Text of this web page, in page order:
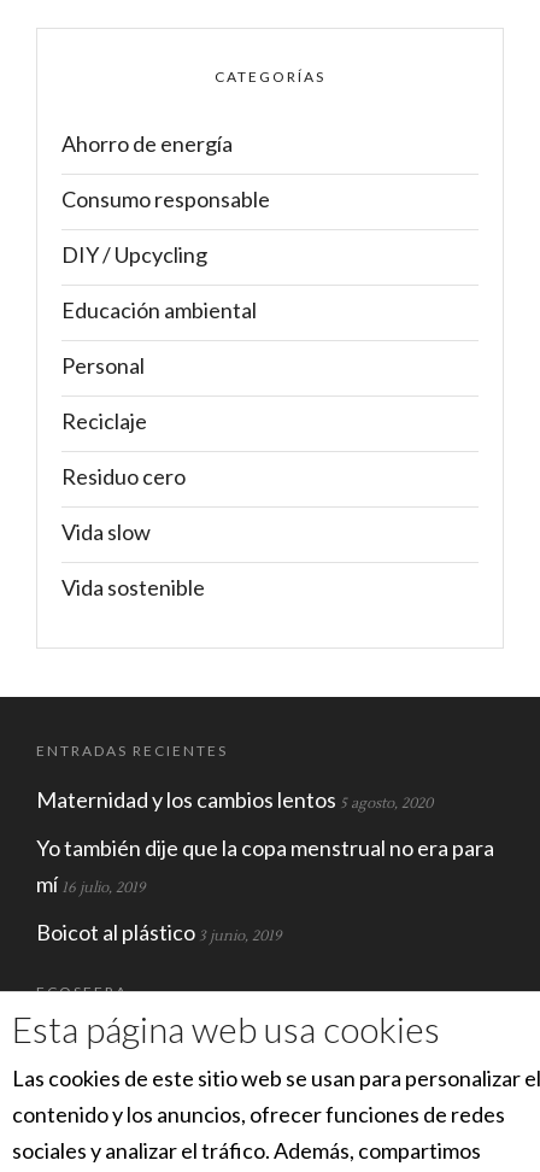
CATEGORÍAS
Ahorro de energía
Consumo responsable
DIY / Upcycling
Educación ambiental
Personal
Reciclaje
Residuo cero
Vida slow
Vida sostenible
ENTRADAS RECIENTES
Maternidad y los cambios lentos 5 agosto, 2020
Yo también dije que la copa menstrual no era para
mí 16 julio, 2019
Boicot al plástico 3 junio, 2019
ECOSFERA
Esta página web usa cookies
Las cookies de este sitio web se usan para personalizar el
contenido y los anuncios, ofrecer funciones de redes
sociales y analizar el tráfico. Además, compartimos